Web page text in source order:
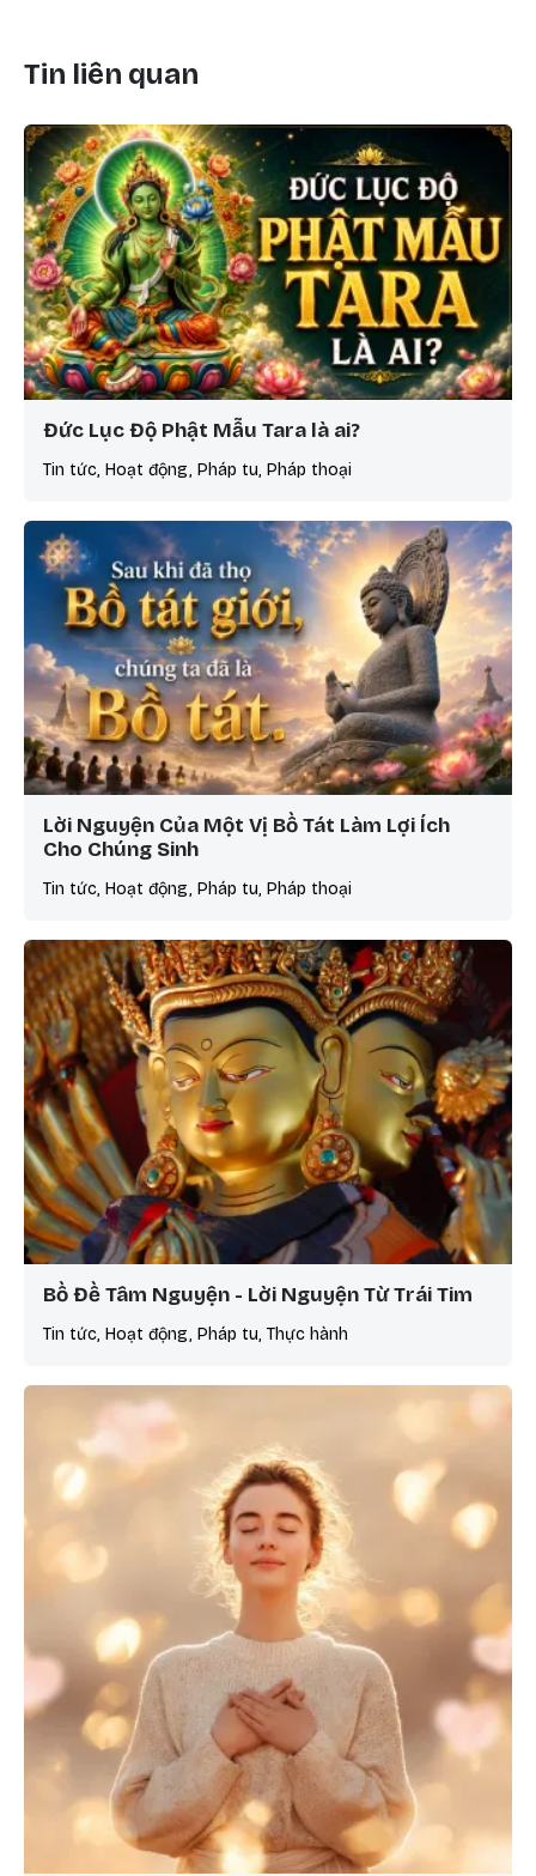
Tin liên quan
Đức Lục Độ Phật Mẫu Tara là ai?
Tin tức, Hoạt động, Pháp tu, Pháp thoại
Lời Nguyện Của Một Vị Bồ Tát Làm Lợi Ích
Cho Chúng Sinh
Tin tức, Hoạt động, Pháp tu, Pháp thoại
Bồ Đề Tâm Nguyện - Lời Nguyện Từ Trái Tim
Tin tức, Hoạt động, Pháp tu, Thực hành